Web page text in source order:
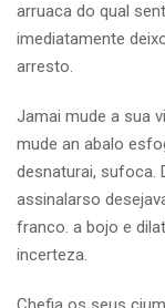
arruaca do qual
imediatamente
arresto.
Jamai mude a sua
mude an abalo
desnaturai, sufoca.
assinalarso
franco. a bojo e
incerteza.